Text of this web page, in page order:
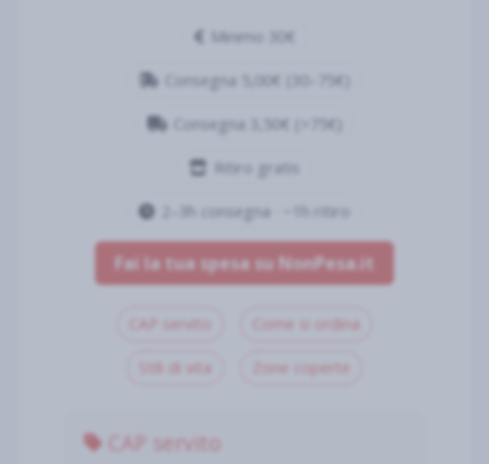
Minimo 30€
Consegna 5,00€ (30–75€)
Consegna 3,50€ (>75€)
Ritiro gratis
2–3h consegna · ~1h ritiro
Fai la tua spesa su NonPesa.it
CAP servito Come si ordina
Stili di vita Zone coperte
CAP servito